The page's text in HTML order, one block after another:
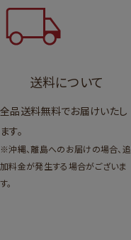
送料について
全品送料無料でお届けいたし
ます。
※沖縄、離島へのお届けの場合、追
加料金が発生する場合がございま
す。